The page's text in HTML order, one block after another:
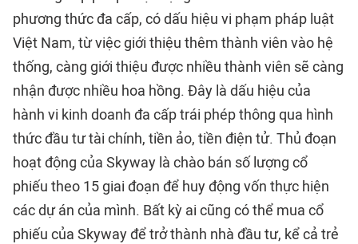
phương thức đa cấp, có dấu hiệu vi phạm pháp luật
Việt Nam, từ việc giới thiệu thêm thành viên vào hệ
thống, càng giới thiệu được nhiều thành viên sẽ càng
nhận được nhiều hoa hồng. Đây là dấu hiệu của
hành vi kinh doanh đa cấp trái phép thông qua hình
thức đầu tư tài chính, tiền ảo, tiền điện tử. Thủ đoạn
hoạt động của Skyway là chào bán số lượng cổ
phiếu theo 15 giai đoạn để huy động vốn thực hiện
các dự án của mình. Bất kỳ ai cũng có thể mua cổ
phiếu của Skyway để trở thành nhà đầu tư, kể cả trẻ